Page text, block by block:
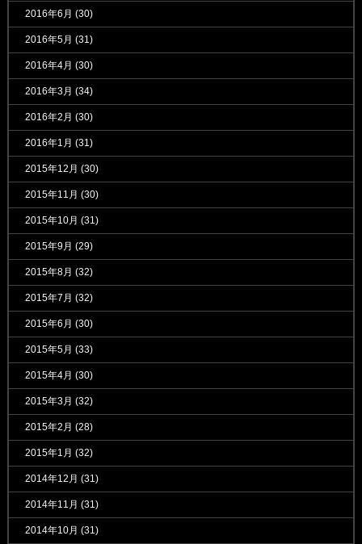
2016年6月 (30)
2016年5月 (31)
2016年4月 (30)
2016年3月 (34)
2016年2月 (30)
2016年1月 (31)
2015年12月 (30)
2015年11月 (30)
2015年10月 (31)
2015年9月 (29)
2015年8月 (32)
2015年7月 (32)
2015年6月 (30)
2015年5月 (33)
2015年4月 (30)
2015年3月 (32)
2015年2月 (28)
2015年1月 (32)
2014年12月 (31)
2014年11月 (31)
2014年10月 (31)